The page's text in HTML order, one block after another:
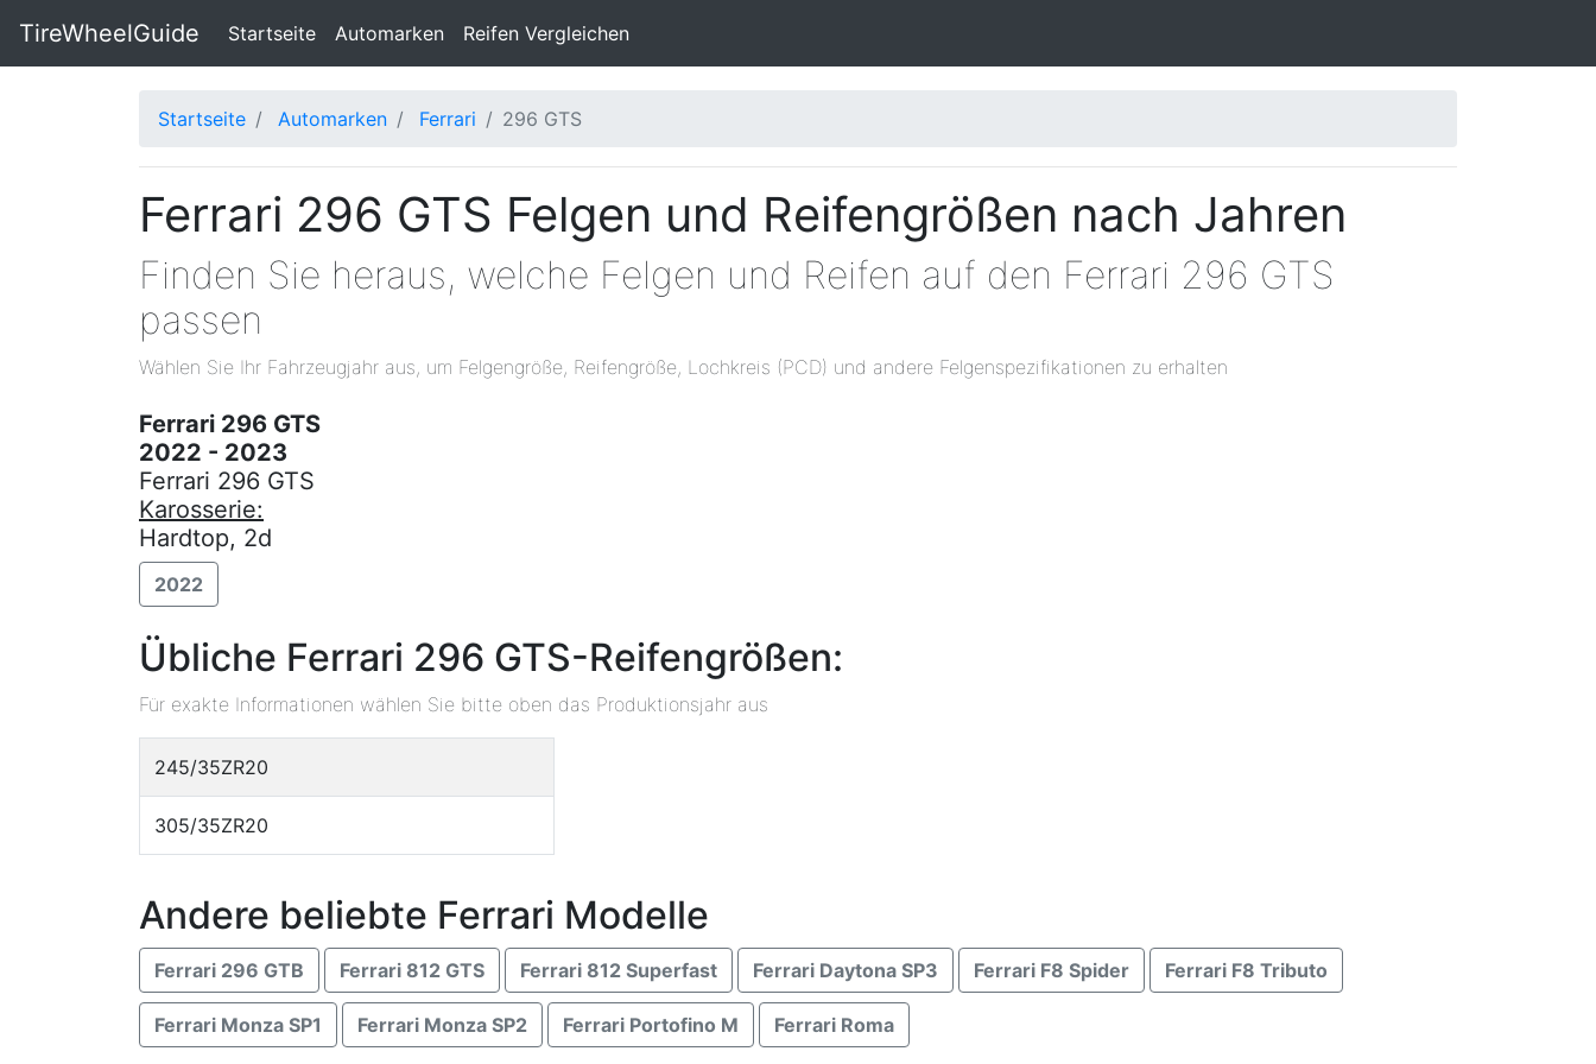
TireWheelGuide Startseite(current)
Automarken Reifen Vergleichen
Startseite Automarken Ferrari 296 GTS
Ferrari 296 GTS Felgen und Reifengrößen nach Jahren
Finden Sie heraus, welche Felgen und Reifen auf den Ferrari 296 GTS
passen
Wählen Sie Ihr Fahrzeugjahr aus, um Felgengröße, Reifengröße, Lochkreis (PCD) und andere Felgenspezifikationen zu erhalten
Ferrari 296 GTS
2022 - 2023
Ferrari 296 GTS
Karosserie:
Hardtop, 2d
2022
Übliche Ferrari 296 GTS-Reifengrößen:
Für exakte Informationen wählen Sie bitte oben das Produktionsjahr aus
245/35ZR20
305/35ZR20
Andere beliebte Ferrari Modelle
Ferrari 296 GTB Ferrari 812 GTS Ferrari 812 Superfast Ferrari Daytona SP3 Ferrari F8 Spider Ferrari F8 Tributo
Ferrari Monza SP1 Ferrari Monza SP2 Ferrari Portofino M Ferrari Roma